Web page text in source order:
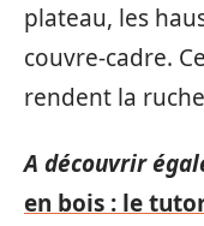
plateau, les
couvre-cadre.
rendent la
A découvrir
en bois : le